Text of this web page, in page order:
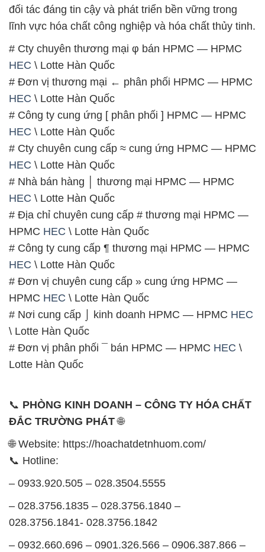
đối tác đáng tin cậy và phát triển bền vững trong
lĩnh vực hóa chất công nghiệp và hóa chất thủy tinh.
# Cty chuyên thương mại φ bán HPMC — HPMC
HEC \ Lotte Hàn Quốc
# Đơn vị thương mại ← phân phối HPMC — HPMC
HEC \ Lotte Hàn Quốc
# Công ty cung ứng [ phân phối ] HPMC — HPMC
HEC \ Lotte Hàn Quốc
# Cty chuyên cung cấp ≈ cung ứng HPMC — HPMC
HEC \ Lotte Hàn Quốc
# Nhà bán hàng │ thương mại HPMC — HPMC
HEC \ Lotte Hàn Quốc
# Địa chỉ chuyên cung cấp # thương mại HPMC —
HPMC HEC \ Lotte Hàn Quốc
# Công ty cung cấp ¶ thương mại HPMC — HPMC
HEC \ Lotte Hàn Quốc
# Đơn vị chuyên cung cấp » cung ứng HPMC —
HPMC HEC \ Lotte Hàn Quốc
# Nơi cung cấp ⌡ kinh doanh HPMC — HPMC HEC
\ Lotte Hàn Quốc
# Đơn vị phân phối ¯ bán HPMC — HPMC HEC \
Lotte Hàn Quốc
📞 PHÒNG KINH DOANH – CÔNG TY HÓA CHẤT
ĐẮC TRƯỜNG PHÁT🌐
🌐 Website: https://hoachatdetnhuom.com/
📞 Hotline:
– 0933.920.505 – 028.3504.5555
– 028.3756.1835 – 028.3756.1840 –
028.3756.1841- 028.3756.1842
– 0932.660.696 – 0901.326.566 – 0906.387.866 –